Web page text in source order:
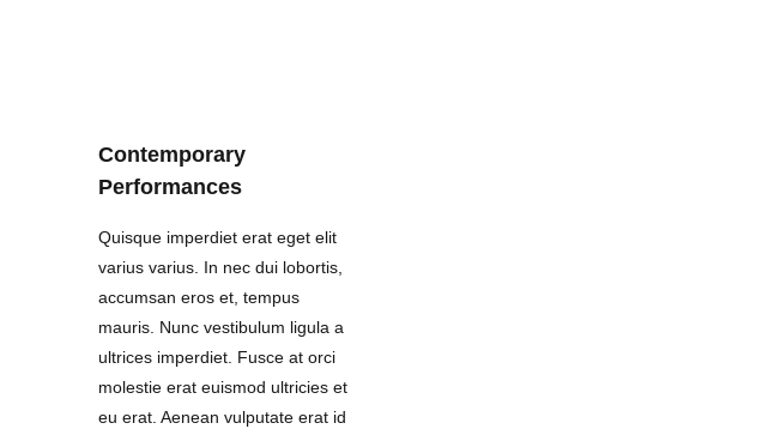
Contemporary
Performances
Quisque imperdiet erat eget elit
varius varius. In nec dui lobortis,
accumsan eros et, tempus
mauris. Nunc vestibulum ligula a
ultrices imperdiet. Fusce at orci
molestie erat euismod ultricies et
eu erat. Aenean vulputate erat id